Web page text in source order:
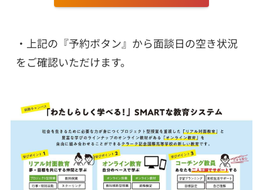
・上記の『予約ボタン』から面談日の空き状況
をご確認いただけます。